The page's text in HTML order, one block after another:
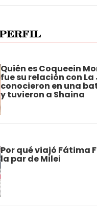
Quién es Coqueein
fue su relación con La
conocieron en una
y tuvieron a Shaina
Por qué viajó Fátima
la par de Milei